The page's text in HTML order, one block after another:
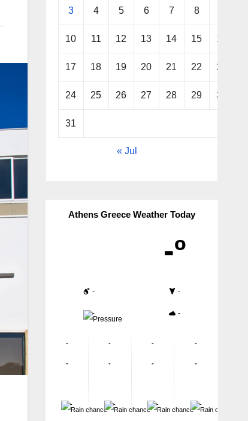
3 4 5 6 7 8
10 11 12 13 14 15 16
17 18 19 20 21 22 23
24 25 26 27 28 29 30
31
« Jul
Athens Greece Weather Today
-º
- -
- -
-
-
-
-
-
-
-
-
-
-
-
-